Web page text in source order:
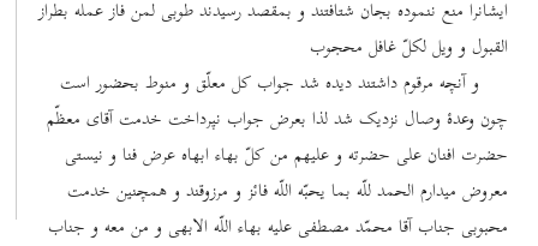
ایشانرا منع ننموده بجان شتافتند و بمقصد رسیدند طوبی لمن فاز عمله بطراز
القبول و ویل لکلّ غافل محجوب
و آنچه مرقوم داشتند دیده شد جواب کل معلّق و منوط بحضور است
چون وعدۀ وصال نزدیک شد لذا بعرض جواب نپرداخت خدمت آقای معظّم
حضرت افنان علی حضرته و علیهم من کلّ بهاء ابهاه عرض فنا و نیستی
معروض میدارم الحمد للّه بما یحبّه اللّه فائز و مرزوقند و همچنین خدمت
محبوبی جناب آقا محمّد مصطفی علیه بهاء اللّه الابهی و من معه و جناب